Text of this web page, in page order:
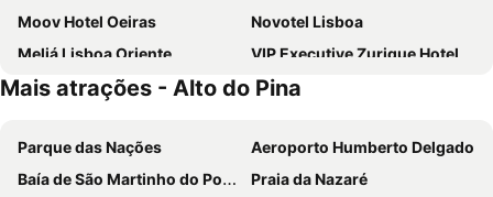
Moov Hotel Oeiras
Novotel Lisboa
Meliá Lisboa Oriente
VIP Executive Zurique Hotel
TRYP by Wyndham Lisboa Caparica Mar
Holiday Inn Express Lisbon - Alfragide by IHG
Selina Secret Garden Lisbon
Residencial Jardim Da Amadora
Evidencia Belverde Atitude Hotel
Holiday Inn Express Lisbon - Oeiras By Ihg
Mais atrações - Alto do Pina
Parque das Nações
Aeroporto Humberto Delgado
Baía de São Martinho do Porto
Praia da Nazaré